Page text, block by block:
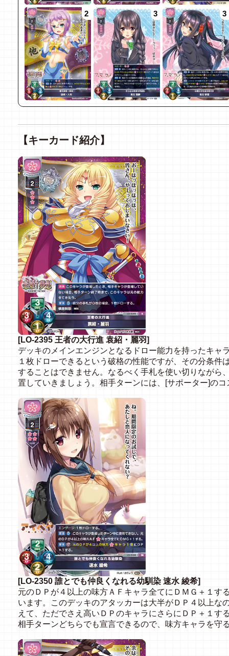
2 3 3
【キーカード紹介】
[LO-2395 王者の大行進 袁紹・麗羽]
デッキのメインエンジンとなるドロー能力を持ったキャ
１枚ドローできるという破格の性能ですが、その分条件
することはできません。なるべく手札を使い切りながら
置していきましょう。相手ターンには、[サポーター]の
[LO-2350 誰とでも仲良くなれる幼馴染 速水 綾希]
元のＤＰが４以上の味方ＡＦキャラ全てにＤＭＧ＋１す
います。このデッキのアタッカーは大半がＤＰ４以上な
えて、ただでさえ高いＤＰのキャラにさらにＤＰ＋１す
相手ターンどちらでも宣言できるので、味方キャラを守